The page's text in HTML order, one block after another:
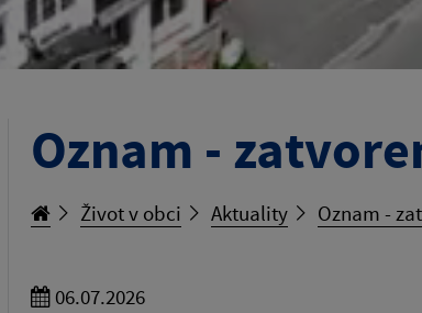
Oznam -
Život v obci Aktuality Oznam -
06.07.2026